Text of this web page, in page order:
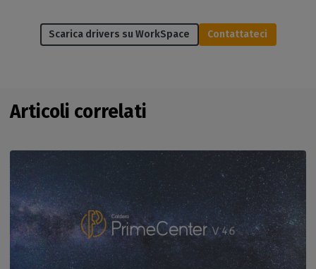
Scarica drivers su WorkSpace Contattateci
Articoli correlati